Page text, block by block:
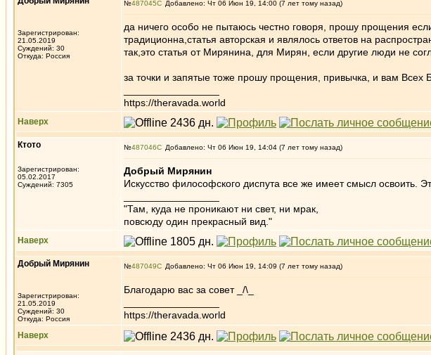
Зарегистрирован:
21.05.2019
Суждений: 30
Откуда: Россия
№487045 Добавлено: Чт 06 Июн 19, 14:00 (7 лет тому назад)
да ничего особо не пытаюсь честно говоря, прошу прощения
традиционна,статья авторская и являлось ответов на
так,это статья от Мирянина, для Мирян, если другие люди не
за точки и запятые тоже прошу прощения, привычка, и вам Всех
https://theravada.world
Наверх
Ктото
Зарегистрирован:
05.02.2017
Суждений: 7305
№487046 Добавлено: Чт 06 Июн 19, 14:04 (7 лет тому назад)
Добрый Мирянин
Искусство философского диспута все же имеет смысл освоить.
"Там, куда не проникают ни свет, ни мрак,
повсюду один прекрасный вид."
Наверх
Добрый Мирянин
Зарегистрирован:
21.05.2019
Суждений: 30
Откуда: Россия
№487049 Добавлено: Чт 06 Июн 19, 14:09 (7 лет тому назад)
Благодарю вас за совет _/\_
https://theravada.world
Наверх